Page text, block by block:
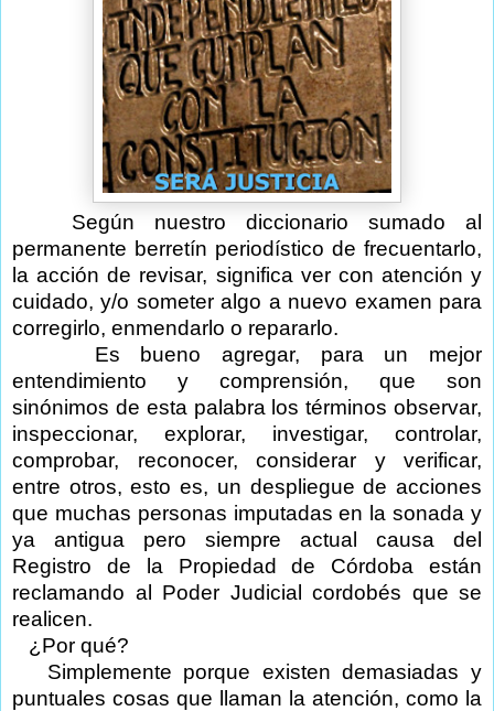
Según nuestro diccionario sumado al
permanente berretín periodístico de frecuentarlo,
la acción de revisar, significa ver con atención y
cuidado, y/o someter algo a nuevo examen para
corregirlo, enmendarlo o repararlo.
Es bueno agregar, para un mejor
entendimiento y comprensión, que son
sinónimos de esta palabra los términos observar,
inspeccionar, explorar, investigar, controlar,
comprobar, reconocer, considerar y verificar,
entre otros, esto es, un despliegue de acciones
que muchas personas imputadas en la sonada y
ya antigua pero siempre actual causa del
Registro de la Propiedad de Córdoba están
reclamando al Poder Judicial cordobés que se
realicen.
¿Por qué?
Simplemente porque existen demasiadas y
puntuales cosas que llaman la atención, como la